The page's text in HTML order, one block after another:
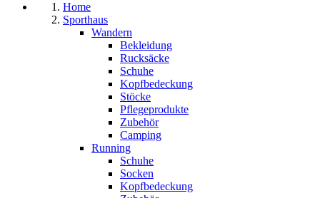
Home
Sporthaus
Wandern
Bekleidung
Rucksäcke
Schuhe
Kopfbedeckung
Stöcke
Pflegeprodukte
Zubehör
Camping
Running
Schuhe
Socken
Kopfbedeckung